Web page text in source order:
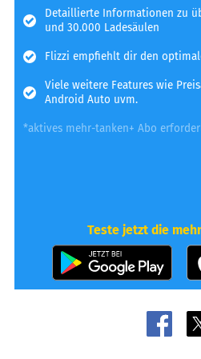
Detaillierte Informationen zu
und 30.000 Ladesäulen
Flizzi empfiehlt dir den
Viele weitere Features wie
Android Auto uvm.
*aktives mehr-tanken+ Abo
Teste jetzt die